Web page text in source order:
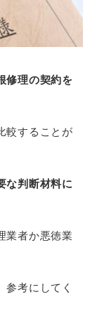
修理の契約を
較することが
な判断材料に
業者か悪徳業
参考にしてく